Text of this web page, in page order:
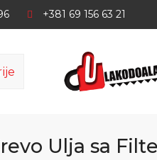
+381 69 156 63 21
Ulja sa